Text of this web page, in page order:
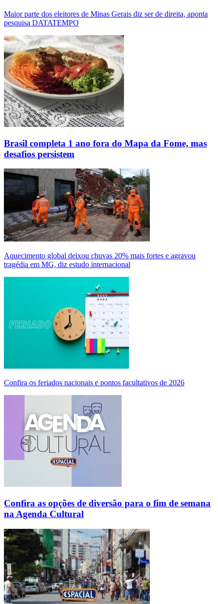
Maior parte dos eleitores de Minas Gerais diz ser de direita, aponta
pesquisa DATATEMPO
Brasil completa 1 ano fora do Mapa da Fome, mas
desafios persistem
Aquecimento global deixou chuvas 20% mais fortes e agravou
tragédia em MG, diz estudo internacional
Confira os feriados nacionais e pontos facultativos de 2026
Confira as opções de diversão para o fim de semana
na Agenda Cultural